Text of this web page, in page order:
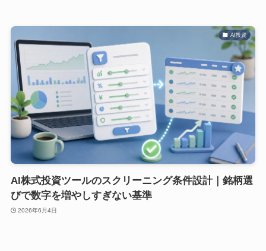
AI投資
AI株式投資ツールのスクリーニング条件設計｜銘柄選
びで数字を増やしすぎない基準
2026年6月4日